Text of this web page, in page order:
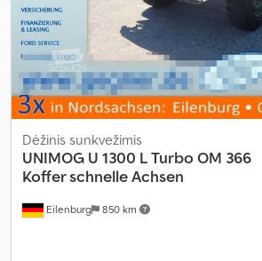
Eilenburg 850 km
Dėžinis sunkvežimis
UNIMOG U 1300 L Turbo OM 366
Koffer schnelle Achsen